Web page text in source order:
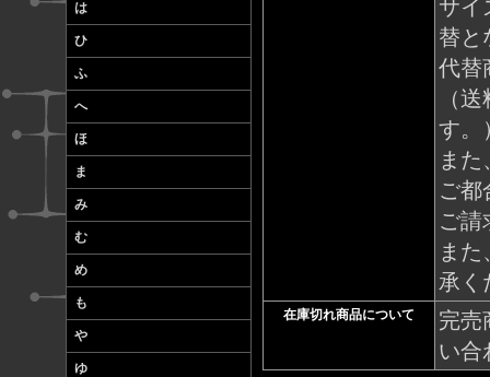
は
ひ
ふ
へ
ほ
ま
み
む
め
も
や
ゆ
サイ
替と
代替
（
す。
ま
ご都
ご請
ま
承く
在庫切れ商品について
完売
い合